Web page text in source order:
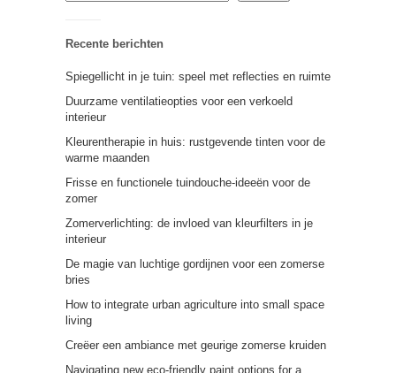
Recente berichten
Spiegellicht in je tuin: speel met reflecties en ruimte
Duurzame ventilatieopties voor een verkoeld
interieur
Kleurentherapie in huis: rustgevende tinten voor de
warme maanden
Frisse en functionele tuindouche-ideeën voor de
zomer
Zomerverlichting: de invloed van kleurfilters in je
interieur
De magie van luchtige gordijnen voor een zomerse
bries
How to integrate urban agriculture into small space
living
Creëer een ambiance met geurige zomerse kruiden
Navigating new eco-friendly paint options for a